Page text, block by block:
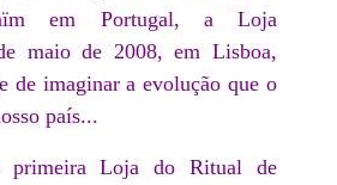
em Portugal, a Loja
maio de 2008, em Lisboa,
de imaginar a evolução que o
país...
primeira Loja do Ritual de